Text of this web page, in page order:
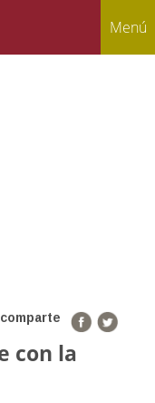
Menú
comparte
con la